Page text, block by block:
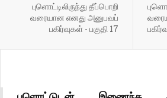
புளொட்டிலிருந்து தீப்பொறி
வரையான எனது அனுபவப்
பகிர்வுகள் - பகுதி 17